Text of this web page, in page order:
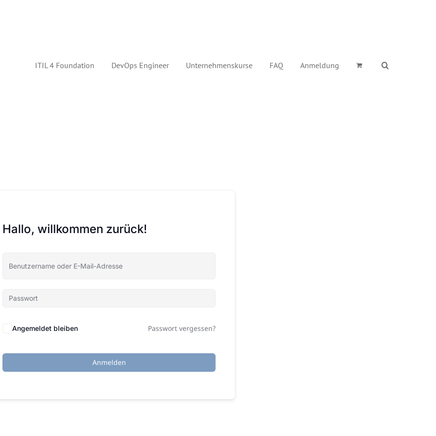
ITIL 4 Foundation DevOps Engineer Unternehmenskurse FAQ Anmeldung
Hallo, willkommen zurück!
Angemeldet bleiben Passwort vergessen?
Anmelden